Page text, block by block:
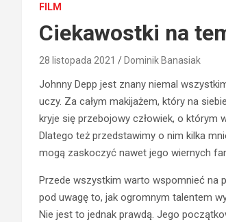
FILM
Ciekawostki na
28 listopada 2021 Dominik Banasiak
Johnny Depp jest znany niemal
uczy. Za całym makijażem, który na
kryje się przebojowy człowiek, o którym
Dlatego też przedstawimy o nim kilka
mogą zaskoczyć nawet jego wiernych
Przede wszystkim warto wspomnieć na
pod uwagę to, jak ogromnym talentem
Nie jest to jednak prawdą. Jego